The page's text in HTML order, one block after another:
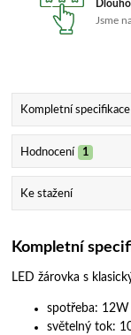
Jsme
Kompletní specifikace
Hodnocení 1
Ke stažení
Kompletní
LED žárovka s
spotřeba: 12W
světelný tok: